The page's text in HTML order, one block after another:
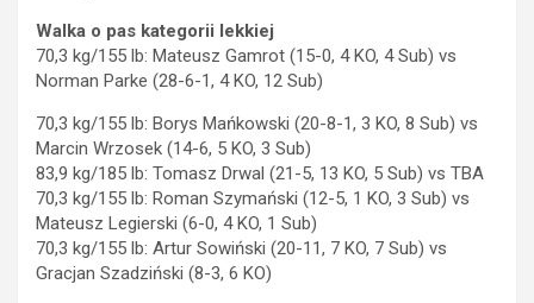
Walka o pas kategorii lekkiej
70,3 kg/155 lb: Mateusz Gamrot (15-0, 4 KO, 4 Sub) vs
Norman Parke (28-6-1, 4 KO, 12 Sub)
70,3 kg/155 lb: Borys Mańkowski (20-8-1, 3 KO, 8 Sub) vs
Marcin Wrzosek (14-6, 5 KO, 3 Sub)
83,9 kg/185 lb: Tomasz Drwal (21-5, 13 KO, 5 Sub) vs TBA
70,3 kg/155 lb: Roman Szymański (12-5, 1 KO, 3 Sub) vs
Mateusz Legierski (6-0, 4 KO, 1 Sub)
70,3 kg/155 lb: Artur Sowiński (20-11, 7 KO, 7 Sub) vs
Gracjan Szadziński (8-3, 6 KO)